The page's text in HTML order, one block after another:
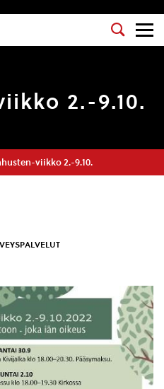
2.-9.10.
viikko 2.-9.10.